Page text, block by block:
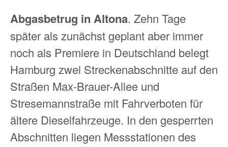
Abgasbetrug in Altona. Zehn Tage
später als zunächst geplant aber immer
noch als Premiere in Deutschland belegt
Hamburg zwei Streckenabschnitte auf den
Straßen Max-Brauer-Allee und
Stresemannstraße mit Fahrverboten für
ältere Dieselfahrzeuge. In den gesperrten
Abschnitten liegen Messstationen des